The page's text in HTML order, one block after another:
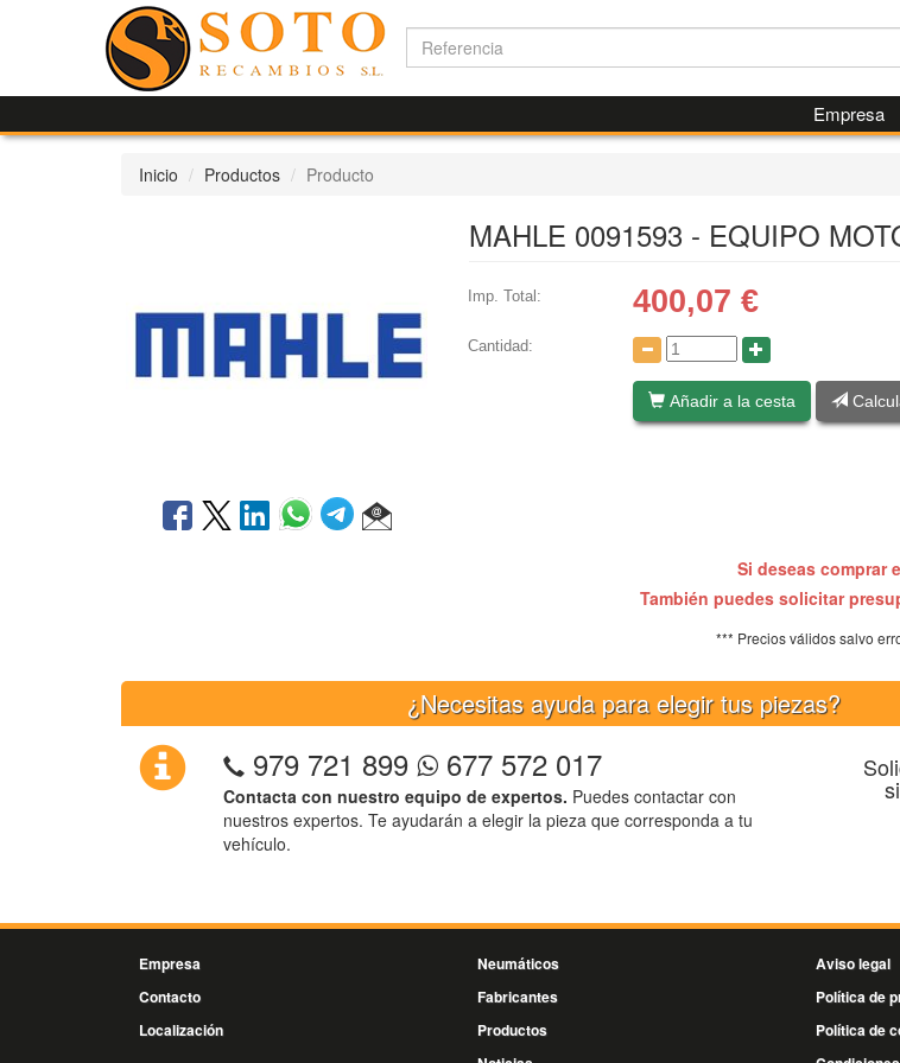
Empresa
Inicio Productos Producto
MAHLE 0091593 - EQUIPO
Imp. Total: 400,07 €
Cantidad:
Añadir a la cesta
Si deseas comprar
También puedes solicitar
*** Precios válidos salvo
¿Necesitas ayuda para elegir tus piezas?
979 721 899 677 572 017
Contacta con nuestro equipo de expertos. Puedes contactar con
nuestros expertos. Te ayudarán a elegir la pieza que corresponda a tu
vehículo.
Empresa
Contacto
Localización
Neumáticos
Fabricantes
Productos
Aviso legal
Política de
Política de